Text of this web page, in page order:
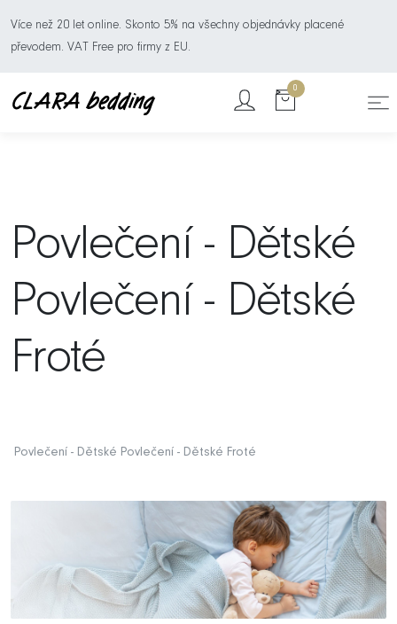
Více než 20 let online. Skonto 5% na všechny objednávky placené
převodem. VAT Free pro firmy z EU.
0
Povlečení - Dětské
Povlečení - Dětské
Froté
Povlečení - Dětské Povlečení - Dětské Froté